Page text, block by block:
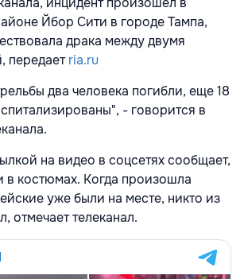
Йбор Сити в городе Тампа,
драка между двумя
передаетria.ru
два человека погибли, еще 18
- говорится в
на видео в соцсетях сообщает,
в костюмах. Когда произошла
уже были на месте, никто из
отмечает телеканал.